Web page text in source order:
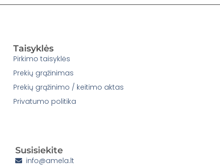
Taisyklės
Pirkimo taisyklės
Prekių grąžinimas
Prekių grąžinimo / keitimo aktas
Privatumo politika
Susisiekite
info@amela.lt